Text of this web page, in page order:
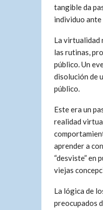
tangible da
individuo ante
La virtualidad
las rutinas,
público. Un
disolución de
público.
Este era un
realidad
aprender a
“desviste” en
viejas
La lógica de
preocupados